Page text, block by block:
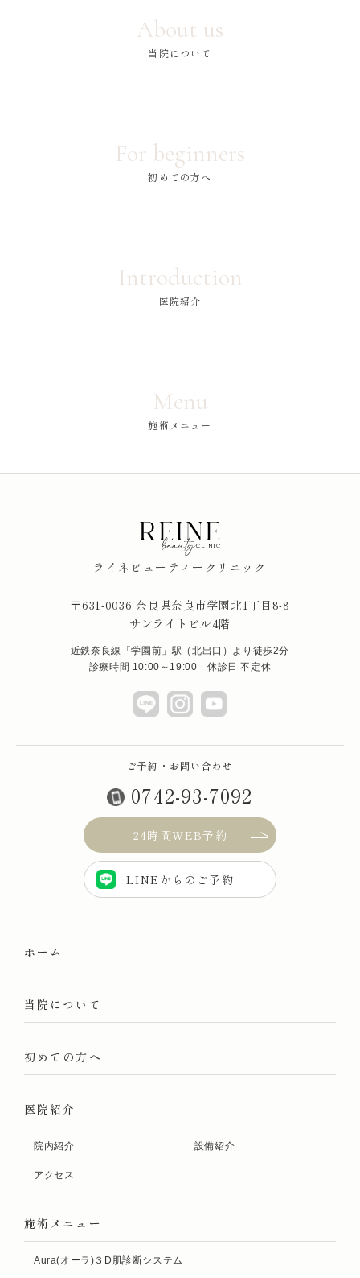
About us
当院について
For beginners
初めての方へ
Introduction
医院紹介
Menu
施術メニュー
ライネビューティークリニック
〒631-0036 奈良県奈良市学園北1丁目8-8
サンライトビル4階
近鉄奈良線「学園前」駅（北出口）より徒歩2分
診療時間 10:00～19:00 休診日 不定休
ご予約・お問い合わせ
0742-93-7092
24時間WEB予約
LINEからのご予約
ホーム
当院について
初めての方へ
医院紹介
院内紹介 設備紹介
アクセス
施術メニュー
Aura(オーラ)３D肌診断システム